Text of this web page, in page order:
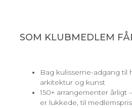
SOM KLUBMEDLEM
Bag kulisserne-adgang til
arkitektur og kunst
150+ arrangementer årligt
er lukkede, til medlemspris